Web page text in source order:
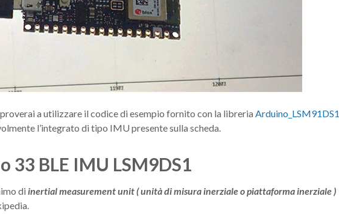
a utilizzare il codice di esempio fornito con la libreria Arduino_LSM91DS1
l’integrato di tipo IMU presente sulla scheda.
33 BLE IMU LSM9DS1
di inertial measurement unit ( unità di misura inerziale o piattaforma inerziale )